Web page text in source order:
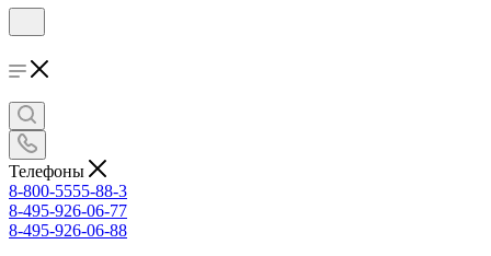
Телефоны
8-800-5555-88-3
8-495-926-06-77
8-495-926-06-88